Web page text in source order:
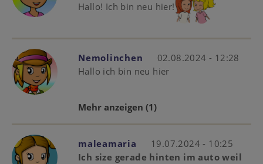
Hallo! Ich bin neu hier!
Nemolinchen
02.08.2024 - 12:28
Hallo ich bin neu hier
Mehr anzeigen (1)
maleamaria
19.07.2024 - 10:25
Ich size gerade hinten im auto weil